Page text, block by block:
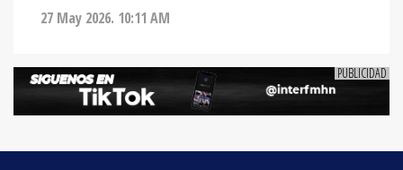
27 May 2026. 10:11 AM